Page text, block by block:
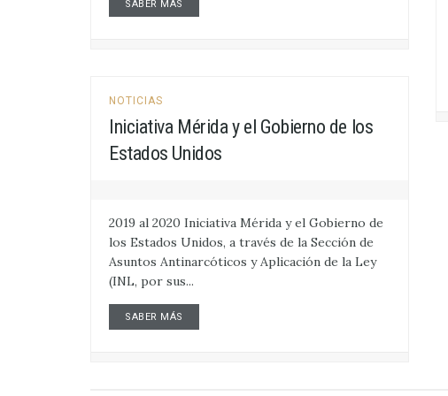
SABER MÁS
NOTICIAS
Iniciativa Mérida y el Gobierno de los
Estados Unidos
2019 al 2020 Iniciativa Mérida y el Gobierno de
los Estados Unidos, a través de la Sección de
Asuntos Antinarcóticos y Aplicación de la Ley
(INL, por sus...
SABER MÁS